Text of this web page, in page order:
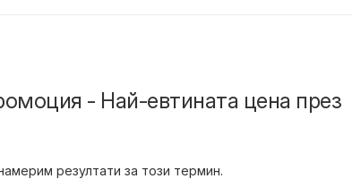
- Най-евтината цена през
резултати за този термин.